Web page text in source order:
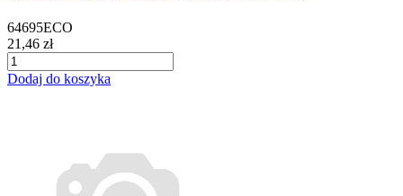
64695ECO
21,46 zł
Dodaj do koszyka